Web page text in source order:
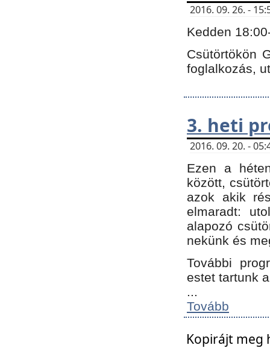
2016. 09. 26. -
Kedden
Csütörtökön
foglalkozás,
3. heti
2016. 09. 20. -
Ezen a
között,
azok akik
elmaradt:
alapozó
nekünk és
További
estet tartunk
...
Tovább
Kopirájt meg